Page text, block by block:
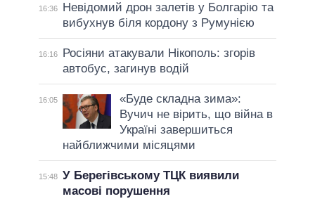
16:36
Невідомий дрон залетів у Болгарію та
вибухнув біля кордону з Румунією
16:16
Росіяни атакували Нікополь: згорів
автобус, загинув водій
16:05
«Буде складна зима»:
Вучич не вірить, що війна в
Україні завершиться
найближчими місяцями
15:48 У Берегівському ТЦК виявили
масові порушення